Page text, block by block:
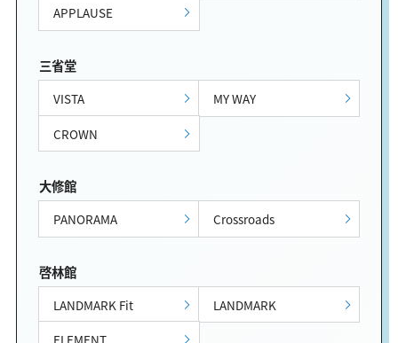
APPLAUSE
三省堂
VISTA
MY WAY
CROWN
大修館
PANORAMA Crossroads
啓林館
LANDMARK Fit
LANDMARK